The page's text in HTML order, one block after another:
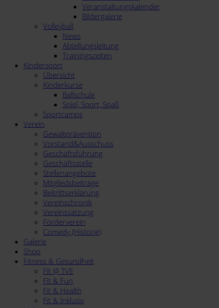
Veranstaltungskalender
Bildergalerie
Volleyball
News
Abteilungsleitung
Trainingszeiten
Kindersport
Übersicht
Kinderkurse
Ballschule
Spiel, Sport, Spaß
Sportcamps
Verein
Gewaltprävention
Vorstand&Ausschuss
Geschäftsführung
Geschäftsstelle
Stellenangebote
Mitgliedsbeiträge
Beitrittserklärung
Vereinschronik
Vereinssatzung
Förderverein
Comedy (Historie)
Galerie
Shop
Fitness & Gesundheit
Fit @ TVE
Fit & Fun
Fit & Health
Fit & Inklusiv